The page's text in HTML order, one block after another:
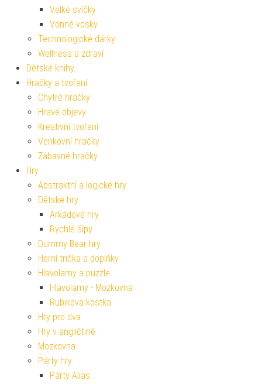
Velké svíčky
Vonné vosky
Technologické dárky
Wellness a zdraví
Dětské knihy
Hračky a tvoření
Chytré hračky
Hravé objevy
Kreativní tvoření
Venkovní hračky
Zábavné hračky
Hry
Abstraktní a logické hry
Dětské hry
Arkádové hry
Rychlé šípy
Dummy Bear hry
Herní trička a doplňky
Hlavolamy a puzzle
Hlavolamy - Mozkovna
Rubikova kostka
Hry pro dva
Hry v angličtině
Mozkovna
Párty hry
Párty Alias